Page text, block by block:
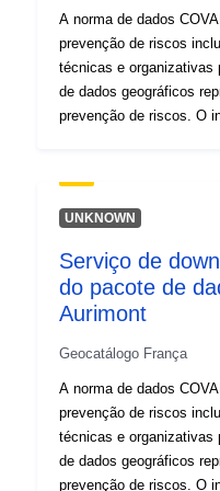
A norma de dados
prevenção de riscos
técnicas e organizativas
de dados geográficos
prevenção de riscos. O
incêndios e à prevenção
desenvolvimento de um
municipal.
UNKNOWN
Serviço de
do pacote de
Aurimont
Geocatálogo França
A norma de dados
prevenção de riscos
técnicas e organizativas
de dados geográficos
prevenção de riscos. O